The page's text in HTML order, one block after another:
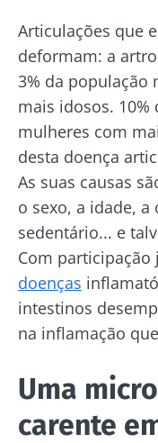
Tempo de
Articulações que
deformam: a
3% da população
mais idosos. 10%
mulheres com
desta doença
As suas causas
o sexo, a idade,
sedentário... e
Com
doenças
intestinos
na inflamação
Uma
carente